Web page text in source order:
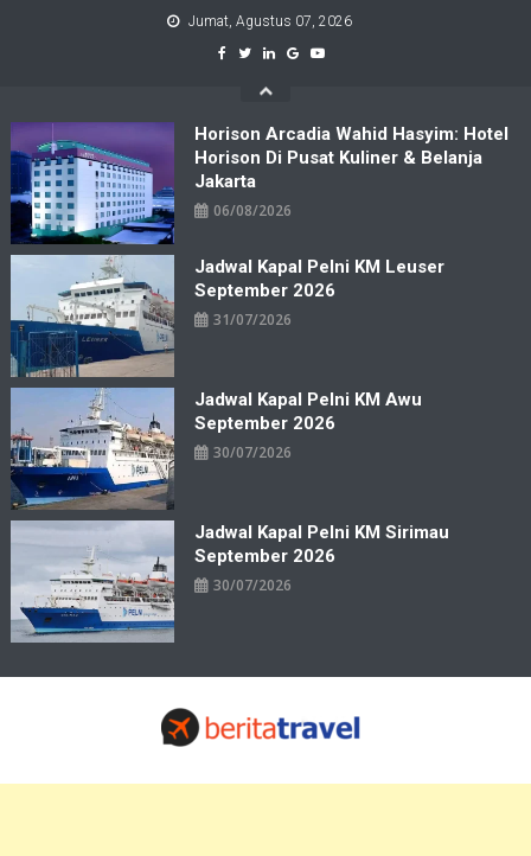
Jumat, Agustus 07, 2026
Horison Arcadia Wahid Hasyim: Hotel
Horison Di Pusat Kuliner & Belanja
Jakarta
06/08/2026
Jadwal Kapal Pelni KM Leuser
September 2026
31/07/2026
Jadwal Kapal Pelni KM Awu
September 2026
30/07/2026
Jadwal Kapal Pelni KM Sirimau
September 2026
30/07/2026
Travelbiz